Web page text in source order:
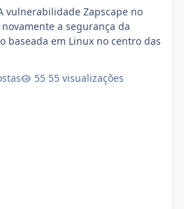
vulnerabilidade Zapscape no
novamente a segurança da
baseada em Linux no centro das
55 visualizações